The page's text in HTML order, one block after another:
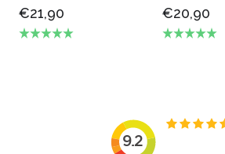
€21,90 €20,90